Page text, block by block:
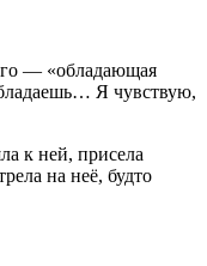
— «обладающая
Я чувствую,
к ней, присела
на неё, будто